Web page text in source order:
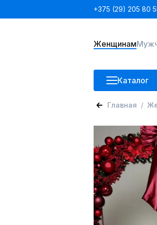
+375 (29) 205 80
Женщинам
Каталог
Главная